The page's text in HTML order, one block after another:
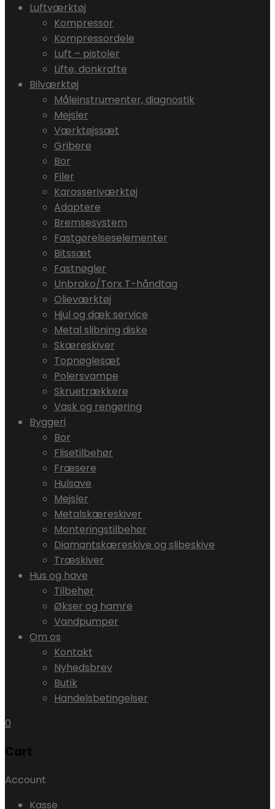
Luftværktøj
Kompressor
Kompressordele
Luft – pistoler
Lifte, donkrafte
Bilværktøj
Måleinstrumenter, diagnostik
Mejsler
Værktøjssæt
Gribere
Bor
Filer
Karosseriværktøj
Adaptere
Bremsesystem
Fastgørelseselementer
Bitssæt
Fastnøgler
Unbrako/Torx T-håndtag
Olieværktøj
Hjul og dæk service
Metal slibning diske
Skæreskiver
Topnøglesæt
Polersvampe
Skruetrækkere
Vask og rengøring
Byggeri
Bor
Flisetilbehør
Fræsere
Hulsave
Mejsler
Metalskæreskiver
Monteringstilbehør
Diamantskæreskive og slibeskive
Træskiver
Hus og have
Tilbehør
Økser og hamre
Vandpumper
Om os
Kontakt
Nyhedsbrev
Butik
Handelsbetingelser
0
Cart
Account
Kasse